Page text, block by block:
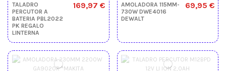
TALADRO
PERCUTOR A
BATERIA PBL2022
PK REGALO
LINTERNA
169,97 €
AMOLADORA 115MM-
730W DWE4016
DEWALT
69,95 €